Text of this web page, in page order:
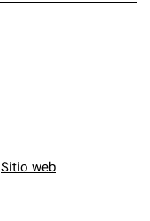
Sitio web